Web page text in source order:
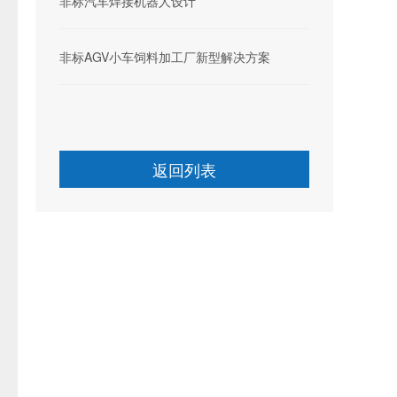
非标AGV小车饲料加工厂新型解决方案
返回列表